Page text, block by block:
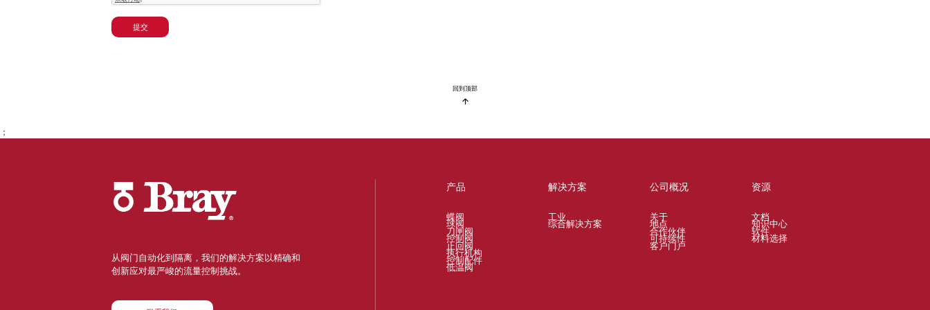
提交
回到顶部
；
从阀门自动化到隔离，我们的解决方案以精确和
创新应对最严峻的流量控制挑战。
产品
蝶阀
球阀
刀闸阀
控制阀
止回阀
执行机构
控制配件
低温阀
解决方案
工业
综合解决方案
公司概况
关于
地点
合作伙伴
可持续性
客户门户
资源
文档
知识中心
软件
材料选择